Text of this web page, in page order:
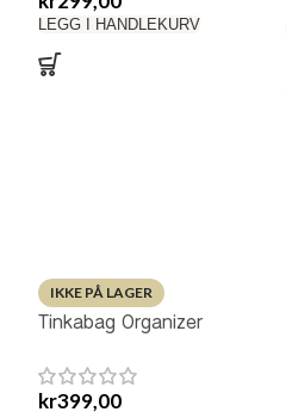
LEGG I HANDLEKURV
IKKE PÅ LAGER
Tinkabag Organizer
kr399,00